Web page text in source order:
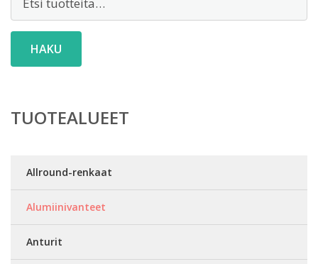
HAKU
TUOTEALUEET
Allround-renkaat
Alumiinivanteet
Anturit